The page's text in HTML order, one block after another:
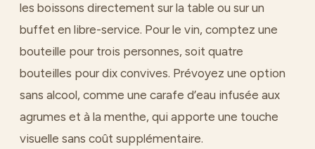
les boissons directement sur la table ou sur un
buffet en libre-service. Pour le vin, comptez une
bouteille pour trois personnes, soit quatre
bouteilles pour dix convives. Prévoyez une option
sans alcool, comme une carafe d’eau infusée aux
agrumes et à la menthe, qui apporte une touche
visuelle sans coût supplémentaire.